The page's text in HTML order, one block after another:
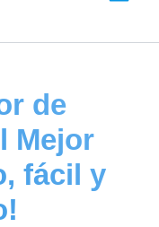
de
Mejor
fácil y